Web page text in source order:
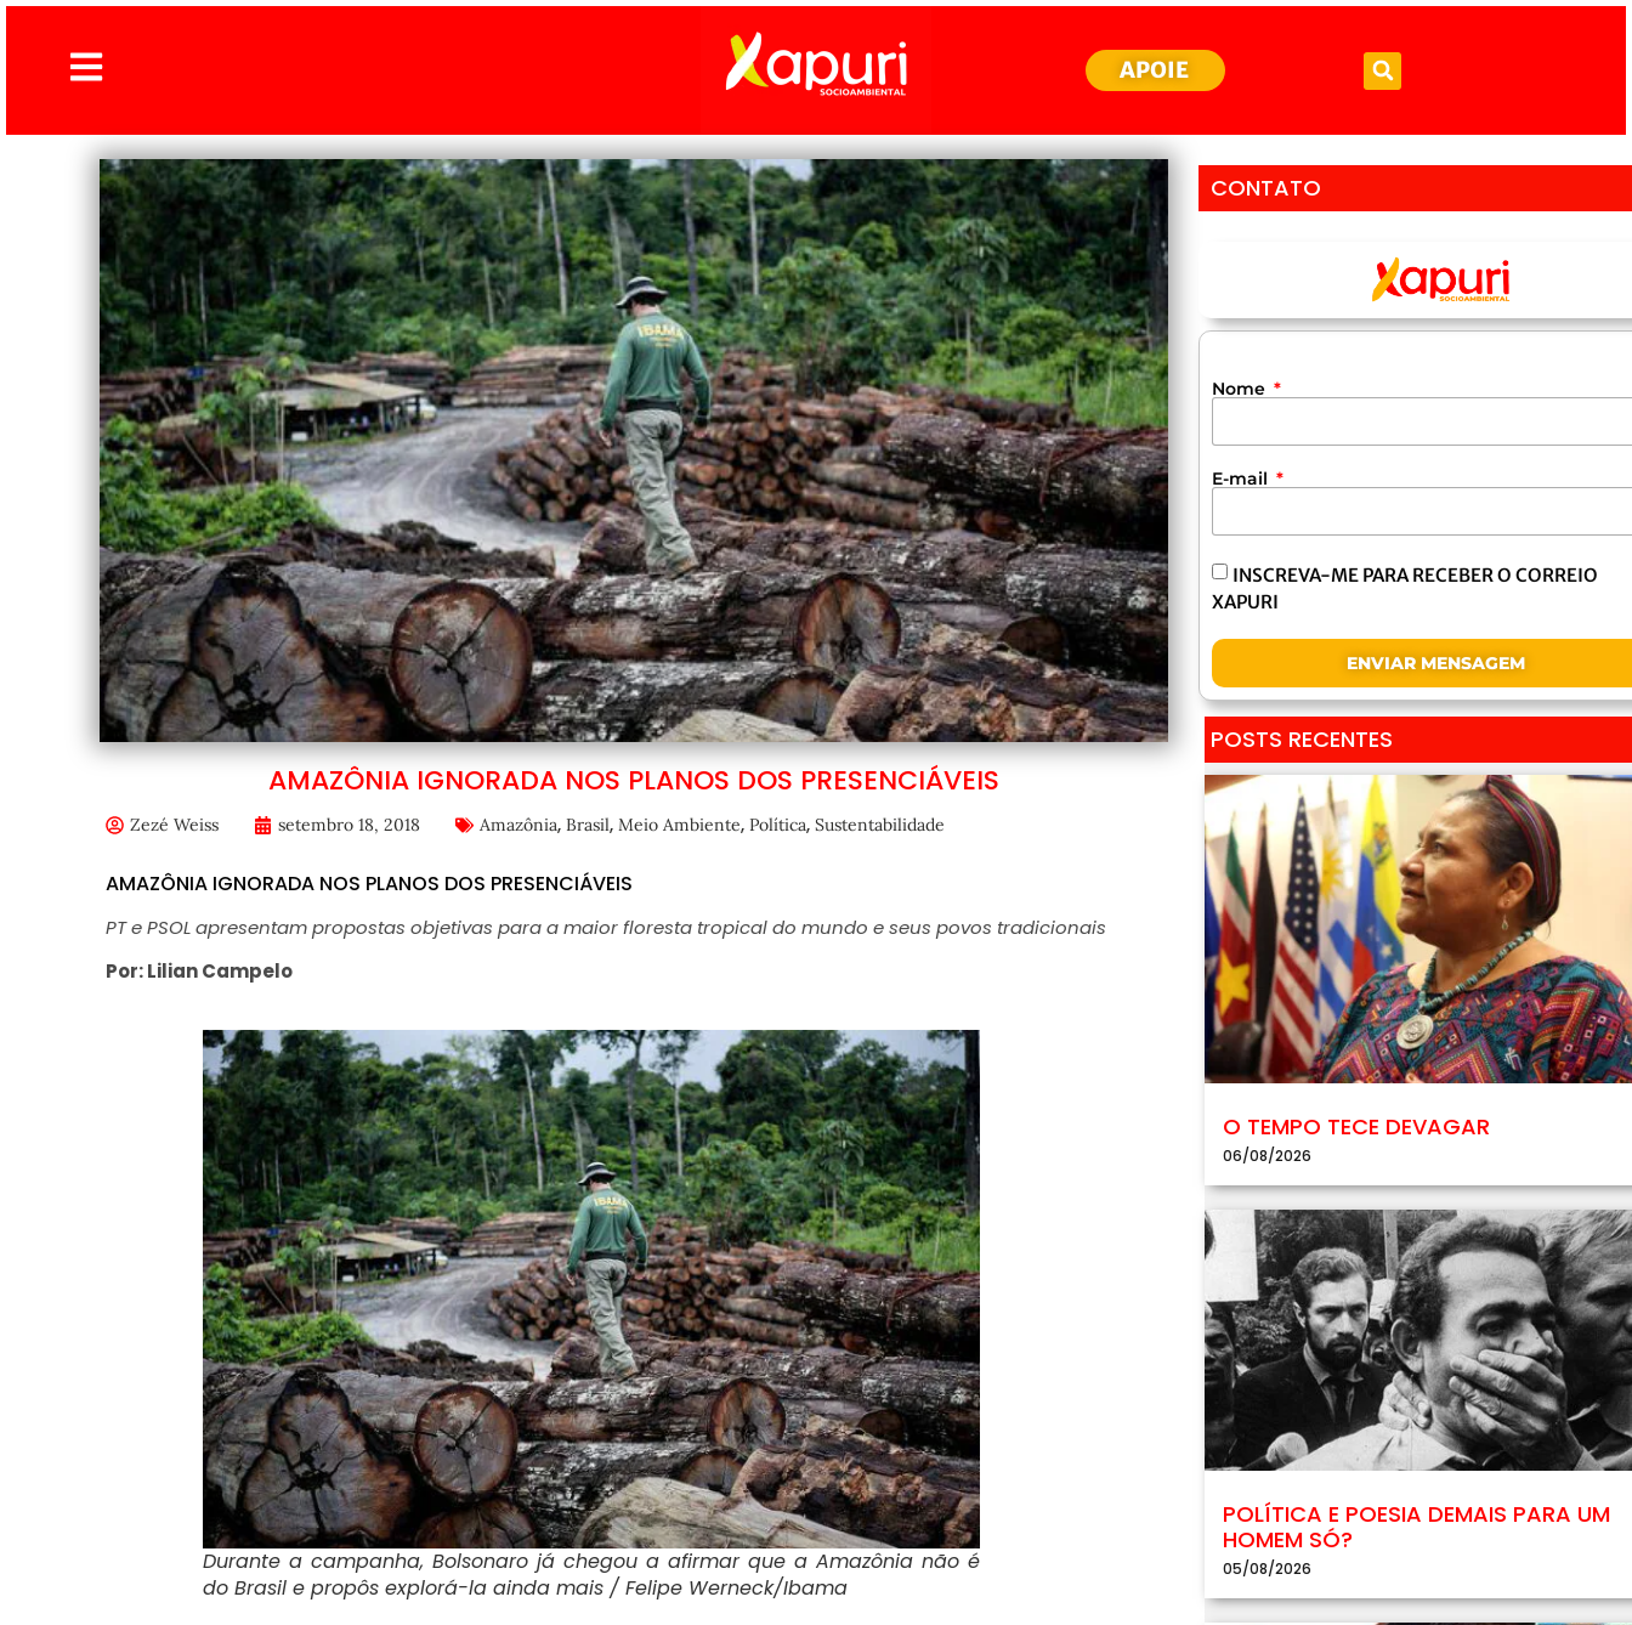
APOIE
AMAZÔNIA IGNORADA NOS PLANOS DOS PRESENCIÁVEIS
Zezé Weiss setembro 18, 2018 Amazônia, Brasil, Meio Ambiente, Política, Sustentabilidade
AMAZÔNIA IGNORADA NOS PLANOS DOS PRESENCIÁVEIS
PT e PSOL apresentam propostas objetivas para a maior floresta tropical do mundo e seus povos tradicionais
Por: Lilian Campelo
Durante a campanha, Bolsonaro já chegou a afirmar que a Amazônia não é
do Brasil e propôs explorá-la ainda mais / Felipe Werneck/Ibama
CONTATO
Nome
E-mail
INSCREVA-ME PARA RECEBER O CORREIO
XAPURI
ENVIAR MENSAGEM
POSTS RECENTES
O TEMPO TECE DEVAGAR
06/08/2026
POLÍTICA E POESIA DEMAIS PARA UM
HOMEM SÓ?
05/08/2026